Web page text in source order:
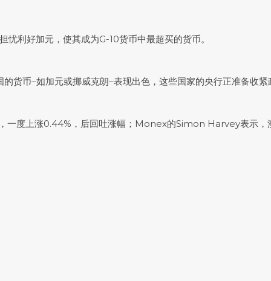
利好加元，使其成为G-10货币中最超买的货币。
货币–如加元或挪威克朗–表现出色，这些国家的央行正准备收紧
一度上涨0.44%，后回吐涨幅；Monex的Simon Harvey表示，